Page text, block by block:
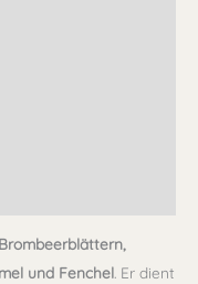
Brombeerblättern,
und Fenchel . Er dient